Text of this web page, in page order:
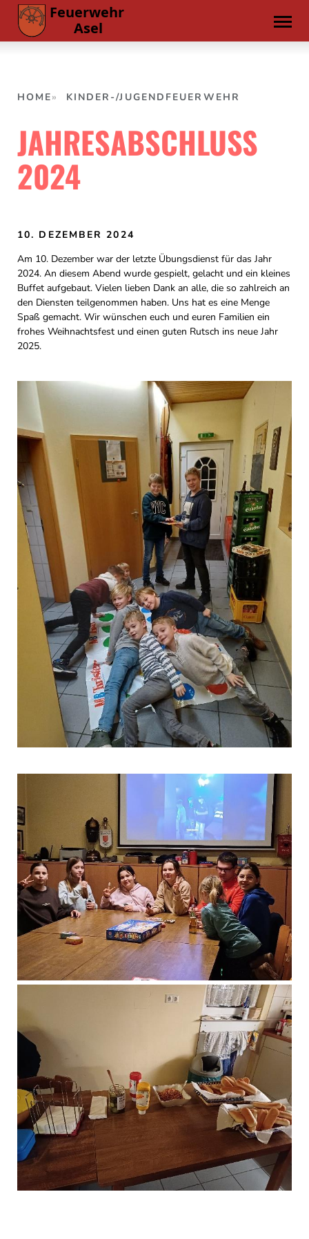
Skip
to
content
HOME KINDER-/JUGENDFEUERWEHR
JAHRESABSCHLUSS
2024
10. DEZEMBER 2024
Am 10. Dezember war der letzte Übungsdienst für das Jahr
2024. An diesem Abend wurde gespielt, gelacht und ein kleines
Buffet aufgebaut. Vielen lieben Dank an alle, die so zahlreich an
den Diensten teilgenommen haben. Uns hat es eine Menge
Spaß gemacht. Wir wünschen euch und euren Familien ein
frohes Weihnachtsfest und einen guten Rutsch ins neue Jahr
2025.